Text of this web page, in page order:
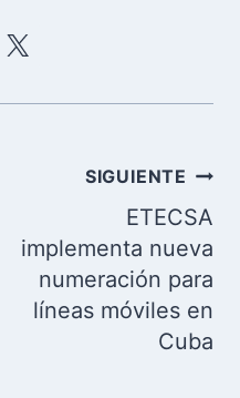
SIGUIENTE
ETECSA
implementa nueva
numeración para
líneas móviles en
Cuba